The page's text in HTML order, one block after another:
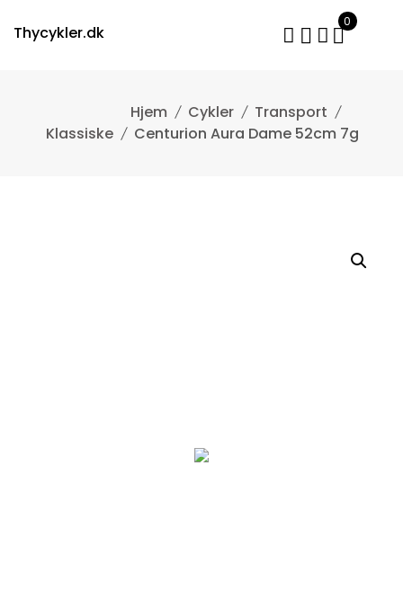
Thycykler.dk
0
Cykler
Transport
Klassiske
Centurion Aura Dame 52cm 7g